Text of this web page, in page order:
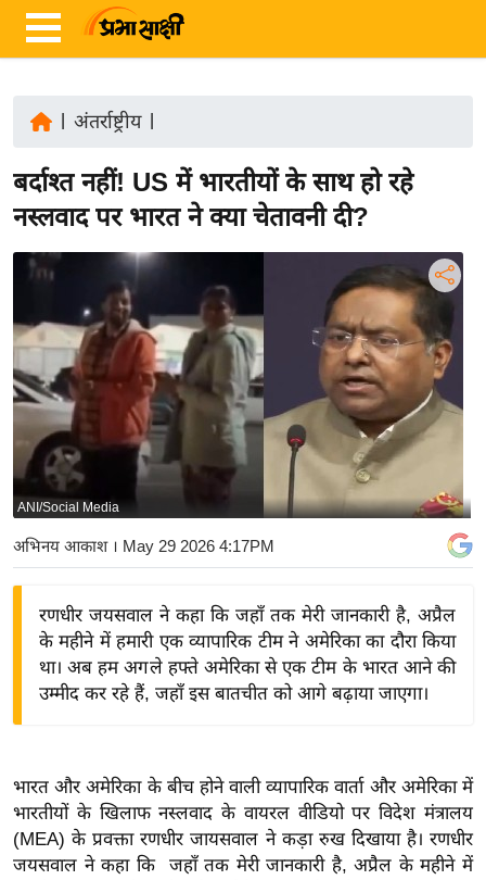
ज़ा
ख
ष्ट्री
य
अं
त
र्रा
ष्ट्री
य
बि
ज़
द्यो
ग
त
वि
शे
अंतर्राष्ट्रीय|
बर्दाश्त नहीं! US में भारतीयों के साथ हो रहे
नस्लवाद पर भारत ने क्या चेतावनी दी?
ANI/Social Media
अभिनय आकाश। May 29 2026 4:17PM
रणधीर जयसवाल ने कहा कि जहाँ तक मेरी जानकारी है, अप्रैल
के महीने में हमारी एक व्यापारिक टीम ने अमेरिका का दौरा किया
था। अब हम अगले हफ्ते अमेरिका से एक टीम के भारत आने की
उम्मीद कर रहे हैं, जहाँ इस बातचीत को आगे बढ़ाया जाएगा।
भारत और अमेरिका के बीच होने वाली व्यापारिक वार्ता और अमेरिका में
भारतीयों के खिलाफ नस्लवाद के वायरल वीडियो पर विदेश मंत्रालय
(MEA) के प्रवक्ता रणधीर जायसवाल ने कड़ा रुख दिखाया है। रणधीर
जयसवाल ने कहा कि जहाँ तक मेरी जानकारी है, अप्रैल के महीने में